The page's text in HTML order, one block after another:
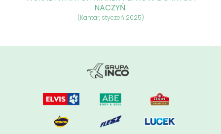
NACZYŃ.
(Kantar, styczeń 2025)